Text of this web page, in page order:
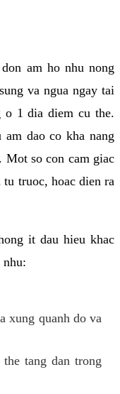
am ho nhu nong
va ngua ngay tai
o 1 dia diem cu the.
dao co kha nang
Mot so con cam giac
tu truoc, hoac dien ra
it dau hieu khac
nhu:
xung quanh do va
tang dan trong